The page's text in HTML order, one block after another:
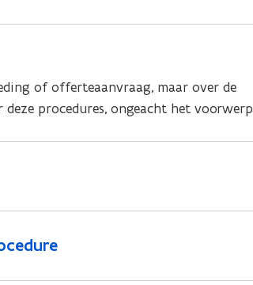
of offerteaanvraag, maar over de
procedures, ongeacht het voorwerp